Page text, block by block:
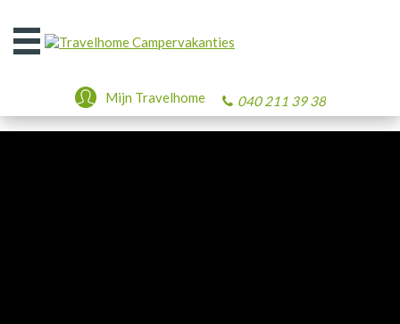
Open
het
040 211 39 38
Mijn Travelhome